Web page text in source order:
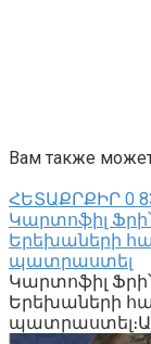
Вам также
ՀԵՏԱՔՐՔԻՐ 0
Կարտոֆիլ
Երեխաների
պատրաստել
Կարտոֆիլ
Երեխաների